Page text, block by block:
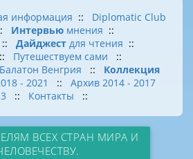
информация :: Diplomatic Club
Интервью мнения ::
:: Дайджест для чтения ::
:: Путешествуем сами
::
Балатон Венгрия :: Коллекция
- 2021 :: Архив 2014 - 2017
:: Контакты ::
ВСЕХ СТРАН МИРА И